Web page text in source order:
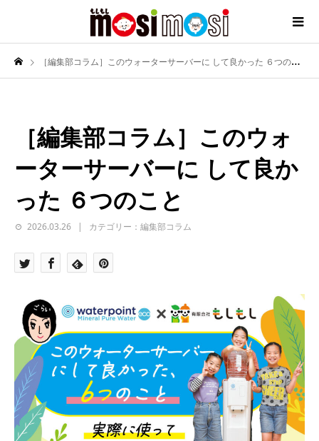
［編集部コラム］このウォーターサーバーに して良かった ６つのこと
［編集部コラム］このウォ
ーターサーバーに して良か
った ６つのこと
2026.03.26 カテゴリー：編集部コラム